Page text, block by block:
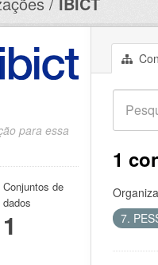
1
7.
para essa
Conjuntos de
dados
1